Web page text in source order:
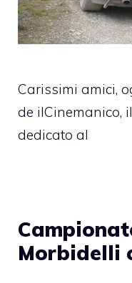
Carissimi amici,
de ilCinemanico,
dedicato al
Morbidelli